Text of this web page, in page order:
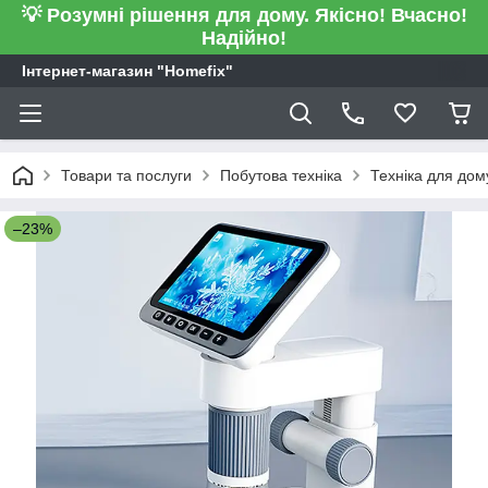
💡 Розумні рішення для дому. Якісно! Вчасно!
Надійно!
Інтернет-магазин "Homefix"
Товари та послуги Побутова техніка Техніка для
–23%